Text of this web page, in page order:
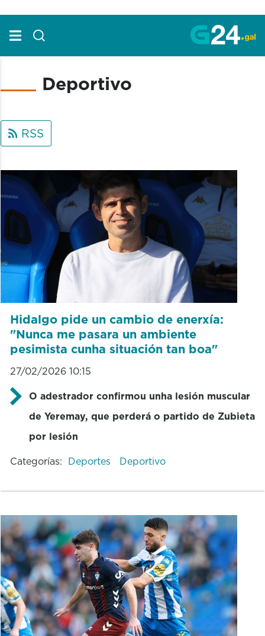
Deportivo
RSS
Hidalgo pide un cambio de enerxía:
"Nunca me pasara un ambiente
pesimista cunha situación tan boa"
27/02/2026 10:15
O adestrador confirmou unha lesión muscular
de Yeremay, que perderá o partido de Zubieta
por lesión
Categorías: Deportes Deportivo